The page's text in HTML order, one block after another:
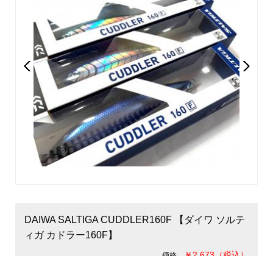
DAIWA SALTIGA CUDDLER160F 【ダイワ ソルテ
ィガ カドラー160F】